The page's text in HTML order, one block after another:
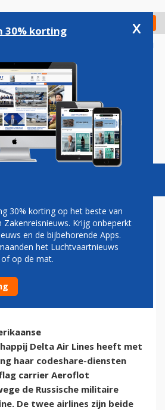
Check in
Podcasts Vacatures
CODESHARE
OP
| Door:
Delta Air Lines heeft met
haar codeshare-diensten
carrier Aeroflot
de Russische militaire
De twee airlines zijn beide
30% korting x
30% korting op het beste van
Zakenreisnieuws. Krijg onbeperkt
en de bijbehorende Apps.
het Luchtvaartnieuws
op de mat.